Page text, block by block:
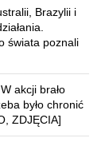
Brazylii i
świata poznali
akcji brało
było chronić
ZDJĘCIA]